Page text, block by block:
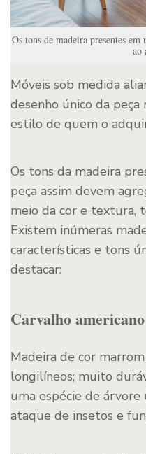
Os tons de madeira presentes
ao
Móveis sob medida
desenho único da
estilo de quem o
Os tons da madeira
peça assim devem
meio da cor e textura,
Existem inúmeras
características e tons
destacar:
Carvalho americano
Madeira de cor
longilíneos; muito
uma espécie de
ataque de insetos e